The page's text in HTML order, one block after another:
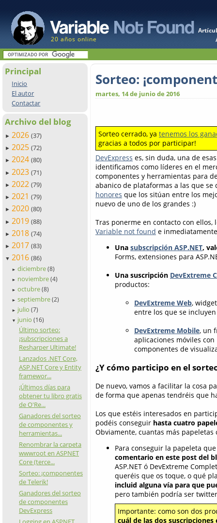
20 años online
Principal
Inicio
El autor
Contactar
Archivo del blog
► 2026 (37)
► 2025 (72)
► 2024 (80)
► 2023 (71)
► 2022 (79)
► 2021 (79)
► 2020 (80)
► 2019 (88)
► 2018 (74)
► 2017 (83)
▼ 2016 (86)
► diciembre (8)
► noviembre (4)
► octubre (8)
► septiembre (2)
► julio (7)
▼ junio (16)
Último sorteo:
¡subscripciones a
Resharper Ultimate!
Lanzados .NET Core,
ASP.NET Core y Entity
framewor...
¡Últimos días para
obtener tu libro gratis
de O'Re...
Ganadores del sorteo
de componentes y
herramientas...
Renombrar la carpeta
wwwroot en ASPNET
Core (terce...
Sorteo: ¡componentes
de Telerik!
Ganadores del sorteo
de componentes
DevExpress
Sorteo:
martes, 14 de junio de 2016
Sorteo cerrado, ya tenemos los
gracias a todos por participar!
DevExpress es, sin duda, una de
identificamos como líderes en el
componentes y herramientas para
abanico de plataformas a las que
honores que los sitúan entre los
nuevo de uno de los grandes :)
Tras ponerme en contacto con
Variable not found e
Una subscripción ASP.NET,
Forms, extensiones para
Una suscripción DevExtreme
productos:
DevExtreme Web,
entre los que se incluyen
DevExtreme Mobile, un
aplicaciones móviles
componentes de
¿Y cómo participo en el
De nuevo, vamos a facilitar la cosa
de forma que apenas tendréis que
Los que estéis interesados en
podéis conseguir hasta cuatro
Obviamente, cuantas más
Para conseguir la papeleta
comentario en este post del
ASP.NET ó DevExtreme
queréis que os toque, o qué
incluid alguna vía para que
pero también podría ser
Importante: como son dos
cuál de las dos suscripciones